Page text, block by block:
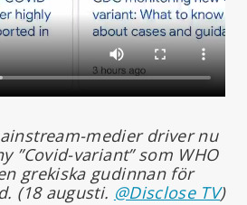
medier driver nu
”Covid-variant” som WHO
grekiska gudinnan för
(18 augusti. @Disclose TV)